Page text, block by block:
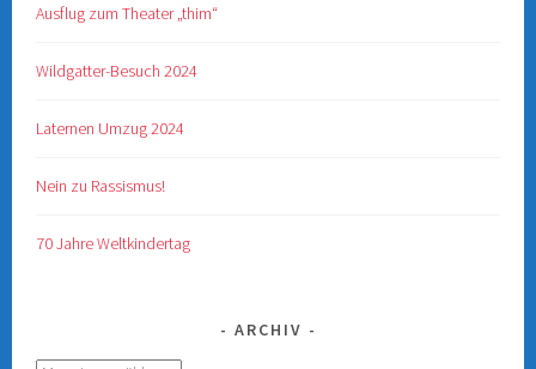
Ausflug zum Theater „thim“
Wildgatter-Besuch 2024
Laternen Umzug 2024
Nein zu Rassismus!
70 Jahre Weltkindertag
ARCHIV